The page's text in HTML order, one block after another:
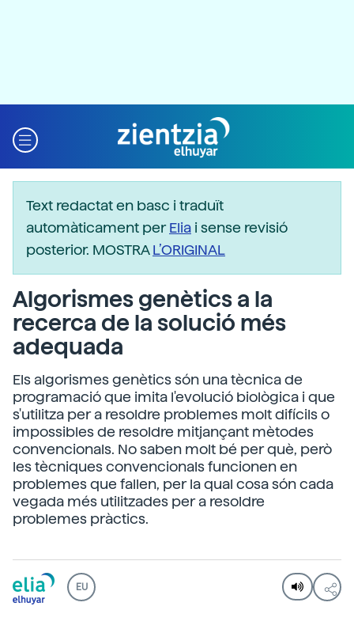
Text redactat en basc i traduït
automàticament perElia i sense revisió
posterior. MOSTRAL’ORIGINAL
Algorismes genètics a la
recerca de la solució més
adequada
Els algorismes genètics són una tècnica de
programació que imita l'evolució biològica i que
s'utilitza per a resoldre problemes molt difícils o
impossibles de resoldre mitjançant mètodes
convencionals. No saben molt bé per què, però
les tècniques convencionals funcionen en
problemes que fallen, per la qual cosa són cada
vegada més utilitzades per a resoldre
problemes pràctics.
EU